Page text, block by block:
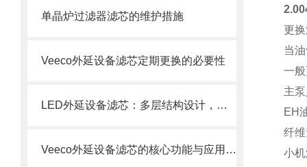
单晶炉过滤器滤芯的维护措施
Veeco外延设备滤芯定期更换的必要性
LED外延设备滤芯：多层结构设计，层层过滤防护
Veeco外延设备滤芯的核心功能与应用场景
更
当
一
主
EH
纤
小